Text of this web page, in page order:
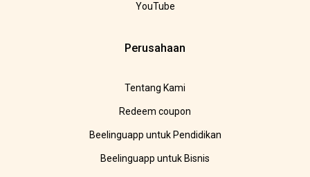
YouTube
Perusahaan
Tentang Kami
Redeem coupon
Beelinguapp untuk Pendidikan
Beelinguapp untuk Bisnis